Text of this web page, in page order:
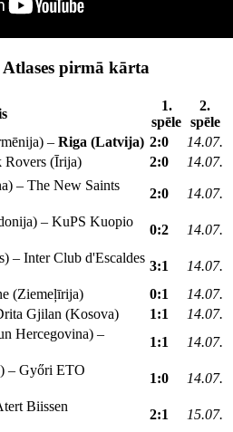
pirmā kārta
1.
spēle
2.
spēle
– Riga (Latvija) 2:0
14.07.
Rovers (Īrija)
2:0
14.07.
– The New Saints
2:0
14.07.
– KuPS Kuopio
0:2
14.07.
– Inter Club d'Escaldes
3:1
14.07.
(Ziemeļīrija)
0:1
14.07.
Gjilan (Kosova)
1:1
14.07.
Hercegovina) –
1:1
14.07.
– Győri ETO
1:0
14.07.
Biissen
2:1
15.07.